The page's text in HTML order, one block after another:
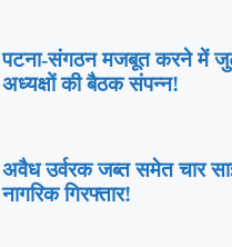
पटना-संगठन मजबूत करने में
अध्यक्षों की बैठक संपन्न!
अवैध उर्वरक जब्त समेत चार
नागरिक गिरफ्तार!